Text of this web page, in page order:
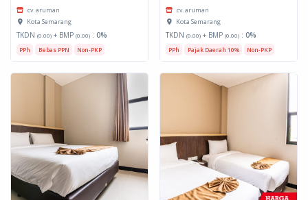
cv. aruman
Kota Semarang
TKDN (0.00) + BMP (0.00) : 0%
PPh Bebas PPN Non-PKP
cv. aruman
Kota Semarang
TKDN (0.00) + BMP (0.00) : 0%
PPh Pajak Daerah 10% Non-PKP